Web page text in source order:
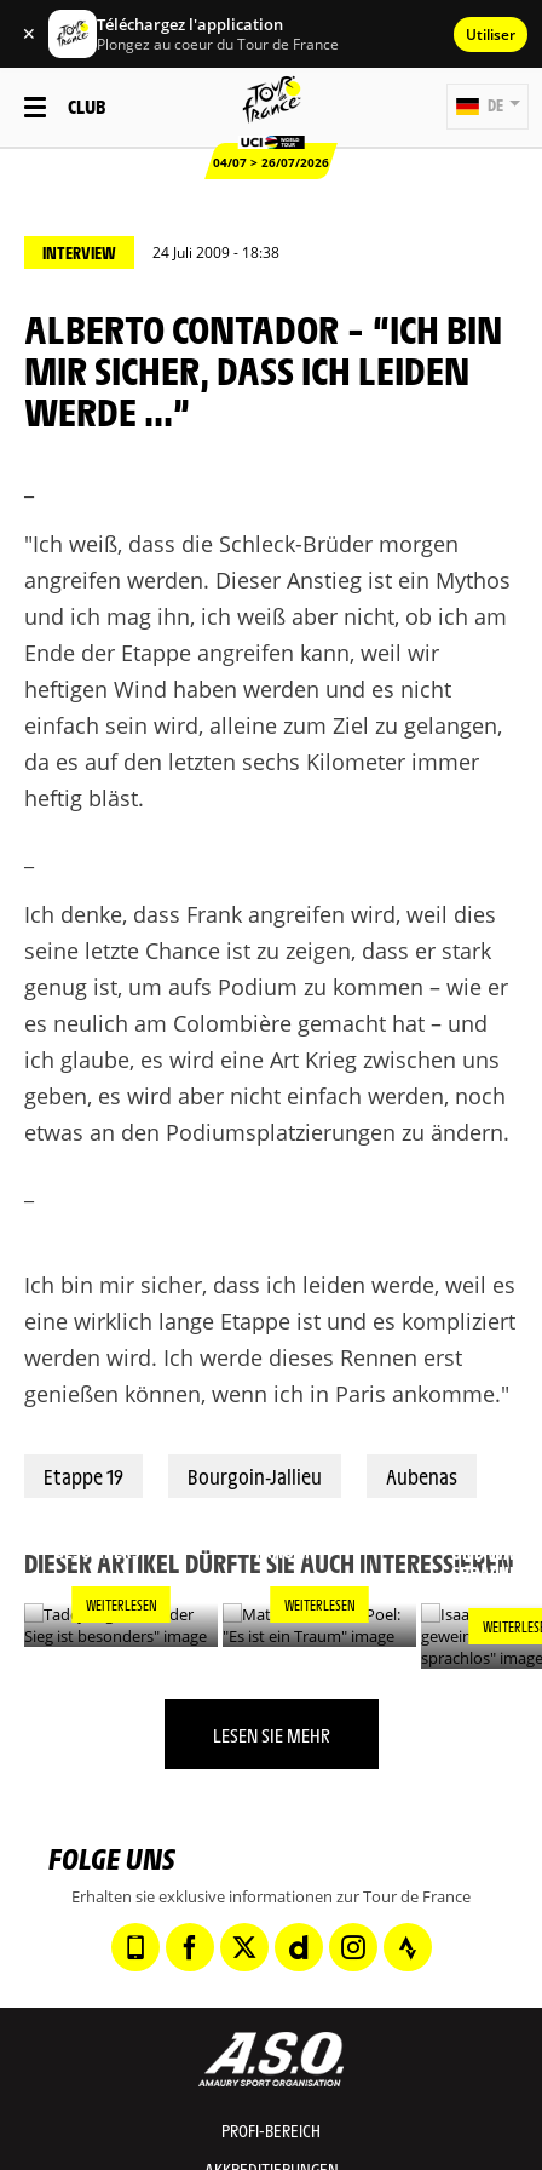
✕ Téléchargez l'application
Plongez au coeur du Tour de France Utiliser
CLUB
04/07 > 26/07/2026
DE
INTERVIEW 24 Juli 2009 - 18:38
ALBERTO CONTADOR – “ICH BIN
MIR SICHER, DASS ICH LEIDEN
WERDE ...”
"Ich weiß, dass die Schleck-Brüder morgen
angreifen werden. Dieser Anstieg ist ein Mythos
und ich mag ihn, ich weiß aber nicht, ob ich am
Ende der Etappe angreifen kann, weil wir
heftigen Wind haben werden und es nicht
einfach sein wird, alleine zum Ziel zu gelangen,
da es auf den letzten sechs Kilometer immer
heftig bläst.
Ich denke, dass Frank angreifen wird, weil dies
seine letzte Chance ist zu zeigen, dass er stark
genug ist, um aufs Podium zu kommen – wie er
es neulich am Colombière gemacht hat – und
ich glaube, es wird eine Art Krieg zwischen uns
geben, es wird aber nicht einfach werden, noch
etwas an den Podiumsplatzierungen zu ändern.
Ich bin mir sicher, dass ich leiden werde, weil es
eine wirklich lange Etappe ist und es kompliziert
werden wird. Ich werde dieses Rennen erst
genießen können, wenn ich in Paris ankomme."
Etappe 19 Bourgoin-Jallieu Aubenas
DIESER ARTIKEL DÜRFTE SIE AUCH INTERESSIEREN
BESONDERS"
WEITERLESEN
TRAUM"
WEITERLESEN
UND WAR
LESEN SIE MEHR
FOLGE UNS
Erhalten sie exklusive informationen zur Tour de France
PROFI-BEREICH